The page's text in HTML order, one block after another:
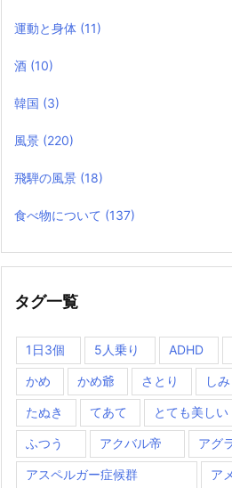
運動と身体 (11)
酒 (10)
韓国 (3)
風景 (220)
飛騨の風景 (18)
食べ物について (137)
タグ一覧
1日3個 5人乗り ADHD
かめ かめ爺 さとり し
たぬき てあて とても美しい
ふつう アクバル帝 アグ
アスペルガー症候群 ア